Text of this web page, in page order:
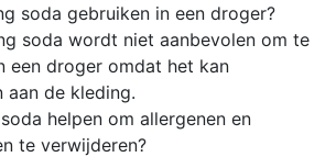
soda gebruiken in een droger?
soda wordt niet aanbevolen om te
een droger omdat het kan
aan de kleding.
helpen om allergenen en
te verwijderen?